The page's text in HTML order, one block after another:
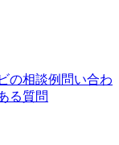
の相談例 問い合わ
る質問